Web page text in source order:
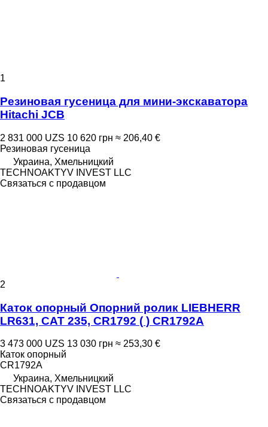
1
Резиновая гусеница для мини-экскаватора
Hitachi JCB
2 831 000 UZS 10 620 грн ≈ 206,40 €
Резиновая гусеница
Украина, Хмельницкий
TECHNOAKTYV INVEST LLC
Связаться с продавцом
2
Каток опорный Опорний ролик LIEBHERR
LR631, CAT 235, CR1792 ( ) CR1792A
3 473 000 UZS 13 030 грн ≈ 253,30 €
Каток опорный
CR1792A
Украина, Хмельницкий
TECHNOAKTYV INVEST LLC
Связаться с продавцом